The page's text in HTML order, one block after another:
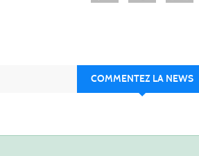
COMMENTEZ LA NEWS